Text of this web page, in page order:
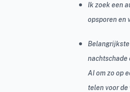
Ik zoek een
opsporen en
nachtschade
AI om zo op
telen voor